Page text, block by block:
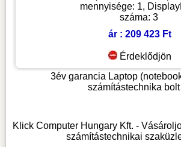
mennyisége: 1,
száma: 3
ár : 209 423 Ft
Érdeklődjön
3év garancia Laptop
számítástechnika bolt
Klick Computer Hungary Kft. -
számítástechnikai